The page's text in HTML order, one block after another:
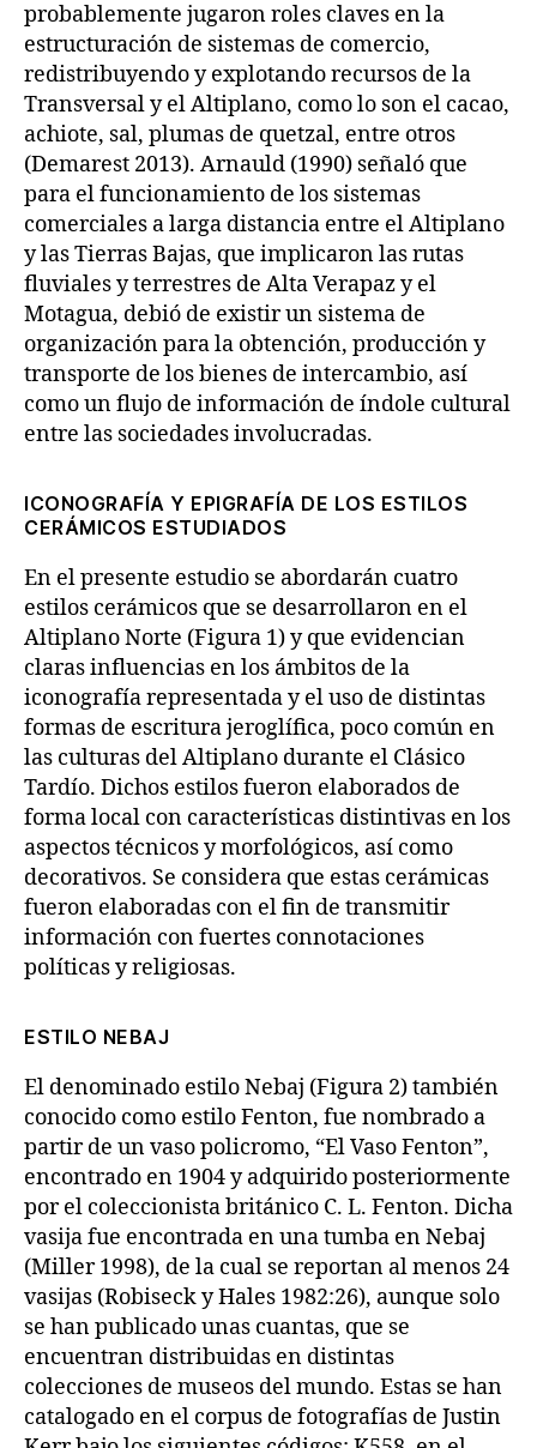
probablemente jugaron roles claves en la
estructuración de sistemas de comercio,
redistribuyendo y explotando recursos de la
Transversal y el Altiplano, como lo son el cacao,
achiote, sal, plumas de quetzal, entre otros
(Demarest 2013). Arnauld (1990) señaló que
para el funcionamiento de los sistemas
comerciales a larga distancia entre el Altiplano
y las Tierras Bajas, que implicaron las rutas
fluviales y terrestres de Alta Verapaz y el
Motagua, debió de existir un sistema de
organización para la obtención, producción y
transporte de los bienes de intercambio, así
como un flujo de información de índole cultural
entre las sociedades involucradas.
ICONOGRAFÍA Y EPIGRAFÍA DE LOS ESTILOS
CERÁMICOS ESTUDIADOS
En el presente estudio se abordarán cuatro
estilos cerámicos que se desarrollaron en el
Altiplano Norte (Figura 1) y que evidencian
claras influencias en los ámbitos de la
iconografía representada y el uso de distintas
formas de escritura jeroglífica, poco común en
las culturas del Altiplano durante el Clásico
Tardío. Dichos estilos fueron elaborados de
forma local con características distintivas en los
aspectos técnicos y morfológicos, así como
decorativos. Se considera que estas cerámicas
fueron elaboradas con el fin de transmitir
información con fuertes connotaciones
políticas y religiosas.
ESTILO NEBAJ
El denominado estilo Nebaj (Figura 2) también
conocido como estilo Fenton, fue nombrado a
partir de un vaso policromo, “El Vaso Fenton”,
encontrado en 1904 y adquirido posteriormente
por el coleccionista británico C. L. Fenton. Dicha
vasija fue encontrada en una tumba en Nebaj
(Miller 1998), de la cual se reportan al menos 24
vasijas (Robiseck y Hales 1982:26), aunque solo
se han publicado unas cuantas, que se
encuentran distribuidas en distintas
colecciones de museos del mundo. Estas se han
catalogado en el corpus de fotografías de Justin